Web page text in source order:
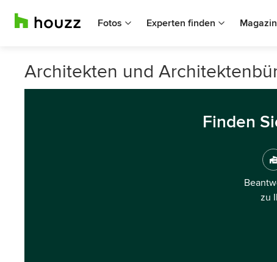
Fotos Experten finden Magazin
Architekten und
Finden
zu